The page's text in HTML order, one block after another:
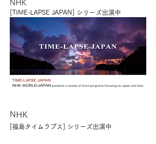
NHK
[TIME-LAPSE JAPAN] シリーズ出演中
NHK
[福島タイムラプス] シリーズ出演中